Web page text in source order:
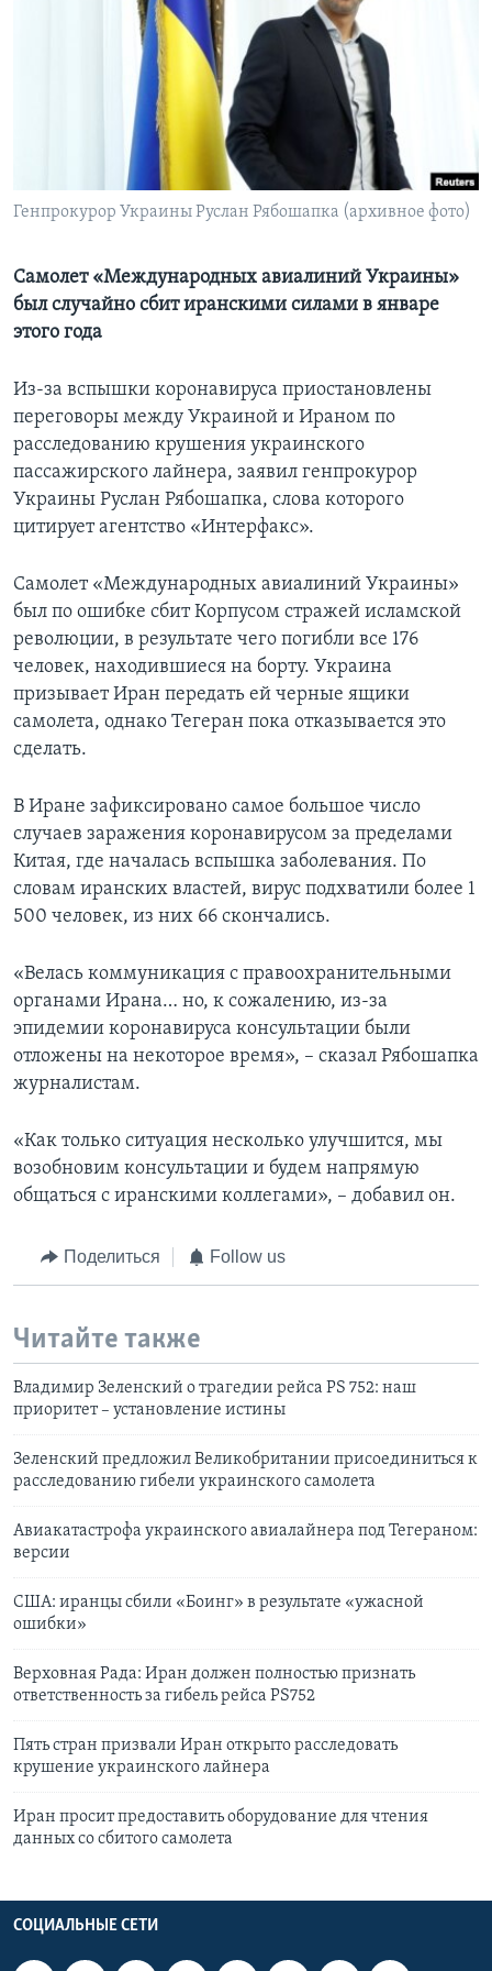
Learning English
СОЦИАЛЬНЫЕ СЕТИ
Генпрокурор Украины Руслан Рябошапка (архивное фото)
Самолет «Международных авиалиний Украины»
был случайно сбит иранскими силами в январе
этого года
Из-за вспышки коронавируса приостановлены
переговоры между Украиной и Ираном по
расследованию крушения украинского
пассажирского лайнера, заявил генпрокурор
Украины Руслан Рябошапка, слова которого
цитирует агентство «Интерфакс».
Самолет «Международных авиалиний Украины»
был по ошибке сбит Корпусом стражей исламской
революции, в результате чего погибли все 176
человек, находившиеся на борту. Украина
призывает Иран передать ей черные ящики
самолета, однако Тегеран пока отказывается это
сделать.
В Иране зафиксировано самое большое число
случаев заражения коронавирусом за пределами
Китая, где началась вспышка заболевания. По
словам иранских властей, вирус подхватили более 1
500 человек, из них 66 скончались.
«Велась коммуникация с правоохранительными
органами Ирана… но, к сожалению, из-за
эпидемии коронавируса консультации были
отложены на некоторое время», – сказал Рябошапка
журналистам.
«Как только ситуация несколько улучшится, мы
возобновим консультации и будем напрямую
общаться с иранскими коллегами», – добавил он.
Поделиться Follow us
Читайте также
Владимир Зеленский о трагедии рейса PS 752: наш
приоритет – установление истины
Зеленский предложил Великобритании присоединиться к
расследованию гибели украинского самолета
Авиакатастрофа украинского авиалайнера под Тегераном:
версии
США: иранцы сбили «Боинг» в результате «ужасной
ошибки»
Верховная Рада: Иран должен полностью признать
ответственность за гибель рейса PS752
Пять стран призвали Иран открыто расследовать
крушение украинского лайнера
Иран просит предоставить оборудование для чтения
данных со сбитого самолета
СОЦИАЛЬНЫЕ СЕТИ